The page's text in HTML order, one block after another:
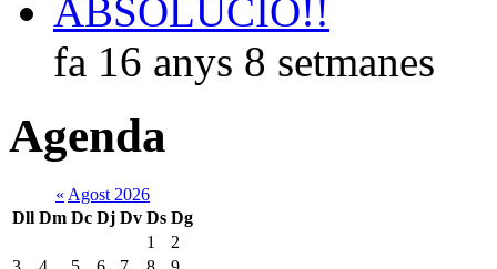
ABSOLUCIÓ!!
fa 16 anys 8 setmanes
Agenda
« Agost 2026
Dll Dm Dc Dj Dv Ds Dg
1
2